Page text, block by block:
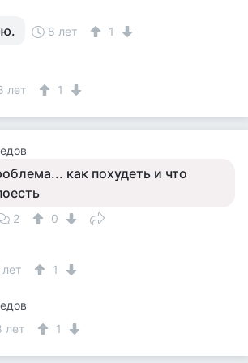
8 лет 1
лет 1
как похудеть и что
2 0
1
лет 1